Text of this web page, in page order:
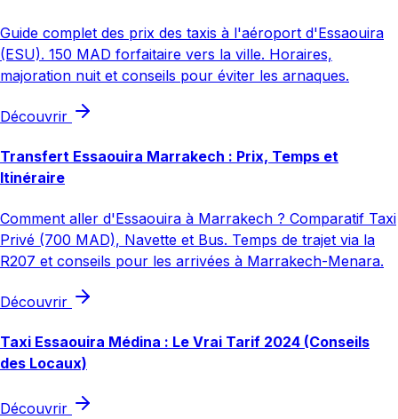
Guide complet des prix des taxis à l'aéroport d'Essaouira
(ESU). 150 MAD forfaitaire vers la ville. Horaires,
majoration nuit et conseils pour éviter les arnaques.
Découvrir
Transfert Essaouira Marrakech : Prix, Temps et
Itinéraire
Comment aller d'Essaouira à Marrakech ? Comparatif Taxi
Privé (700 MAD), Navette et Bus. Temps de trajet via la
R207 et conseils pour les arrivées à Marrakech-Menara.
Découvrir
Taxi Essaouira Médina : Le Vrai Tarif 2024 (Conseils
des Locaux)
Découvrir